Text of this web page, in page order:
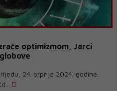
optimizmom, Jarci
24. srpnja 2024. godine.